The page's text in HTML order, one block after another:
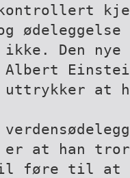
ikke. Den
Albert
uttrykker
er at han
føre til at